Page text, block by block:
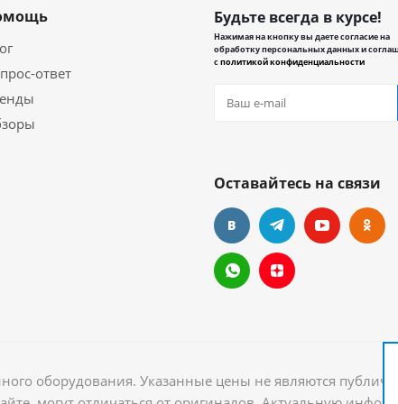
ответ
Будьте всегда в курсе!
Нажимая на кнопку вы даете согласие на
обработку персональных данных и
сполитикой конфиденциальности
Оставайтесь на связи
оборудования. Указанные цены не являются